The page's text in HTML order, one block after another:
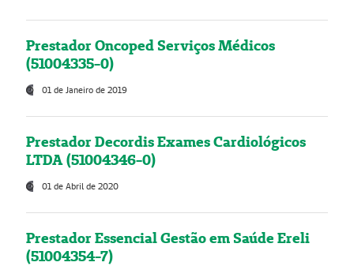
Prestador Oncoped Serviços Médicos
(51004335-0)
01 de Janeiro de 2019
Prestador Decordis Exames Cardiológicos
LTDA (51004346-0)
01 de Abril de 2020
Prestador Essencial Gestão em Saúde Ereli
(51004354-7)